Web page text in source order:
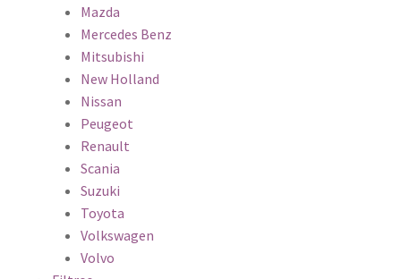
Mazda
Mercedes Benz
Mitsubishi
New Holland
Nissan
Peugeot
Renault
Scania
Suzuki
Toyota
Volkswagen
Volvo